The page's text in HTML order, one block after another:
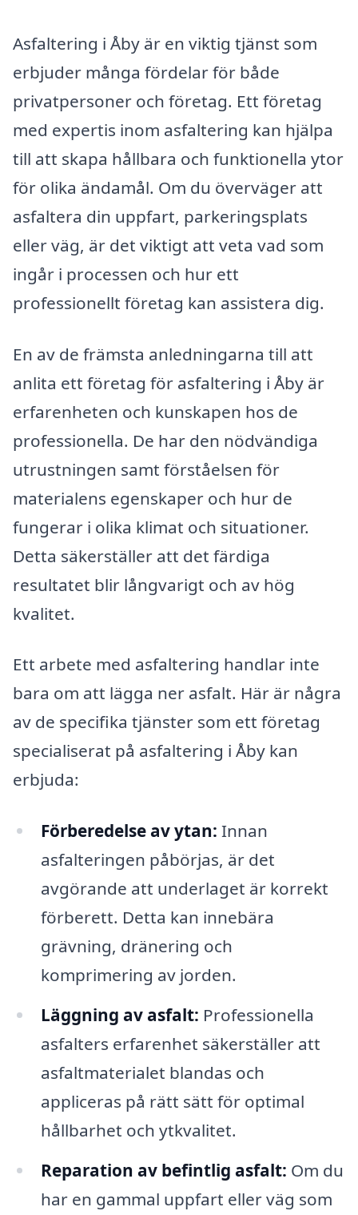
Asfaltering i Åby är en viktig tjänst som
erbjuder många fördelar för både
privatpersoner och företag. Ett företag
med expertis inom asfaltering kan hjälpa
till att skapa hållbara och funktionella ytor
för olika ändamål. Om du överväger att
asfaltera din uppfart, parkeringsplats
eller väg, är det viktigt att veta vad som
ingår i processen och hur ett
professionellt företag kan assistera dig.
En av de främsta anledningarna till att
anlita ett företag för asfaltering i Åby är
erfarenheten och kunskapen hos de
professionella. De har den nödvändiga
utrustningen samt förståelsen för
materialens egenskaper och hur de
fungerar i olika klimat och situationer.
Detta säkerställer att det färdiga
resultatet blir långvarigt och av hög
kvalitet.
Ett arbete med asfaltering handlar inte
bara om att lägga ner asfalt. Här är några
av de specifika tjänster som ett företag
specialiserat på asfaltering i Åby kan
erbjuda:
Förberedelse av ytan: Innan
asfalteringen påbörjas, är det
avgörande att underlaget är korrekt
förberett. Detta kan innebära
grävning, dränering och
komprimering av jorden.
Läggning av asfalt: Professionella
asfalters erfarenhet säkerställer att
asfaltmaterialet blandas och
appliceras på rätt sätt för optimal
hållbarhet och ytkvalitet.
Reparation av befintlig asfalt: Om du
har en gammal uppfart eller väg som